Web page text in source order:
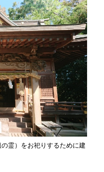
霊）をお祀りするために建